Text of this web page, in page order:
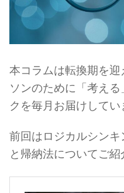
本コラムは転換期を
ソンのために「考え
クを毎月お届けしてい
前回はロジカルシン
と帰納法についてご紹